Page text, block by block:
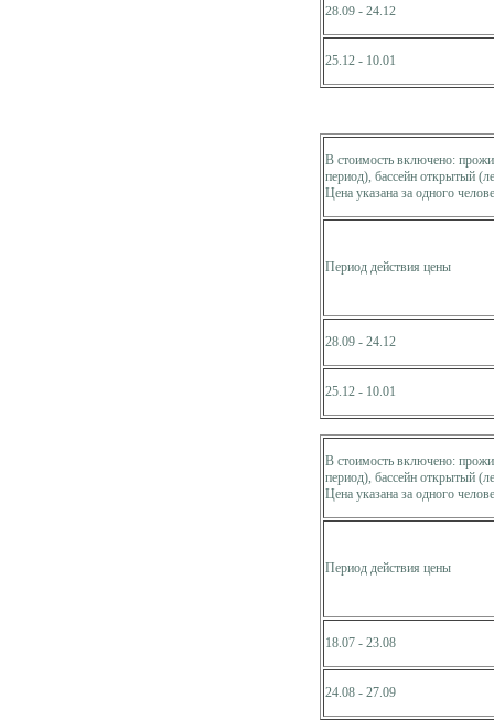
28.09 - 24.12
25.12 - 10.01
В стоимость включено:
период), бассейн открытый
Цена указана за одного
Период действия цены
28.09 - 24.12
25.12 - 10.01
В стоимость включено:
период), бассейн открытый
Цена указана за одного
Период действия цены
18.07 - 23.08
24.08 - 27.09